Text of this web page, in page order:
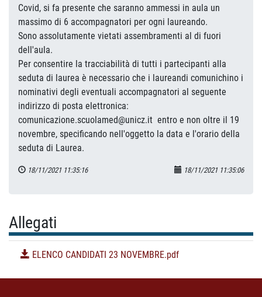
Covid, si fa presente che saranno ammessi in aula un
massimo di 6 accompagnatori per ogni laureando.
Sono assolutamente vietati assembramenti al di fuori
dell'aula.
Per consentire la tracciabilità di tutti i partecipanti alla
seduta di laurea è necessario che i laureandi comunichino i
nominativi degli eventuali accompagnatori al seguente
indirizzo di posta elettronica:
comunicazione.scuolamed@unicz.it entro e non oltre il 19
novembre, specificando nell'oggetto la data e l'orario della
seduta di Laurea.
18/11/2021 11:35:16 18/11/2021 11:35:06
Allegati
ELENCO CANDIDATI 23 NOVEMBRE.pdf